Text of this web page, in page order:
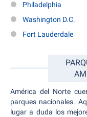
Philadelphia
Washington D.C.
Fort Lauderdale
América del Norte
parques nacionales.
lugar a duda los